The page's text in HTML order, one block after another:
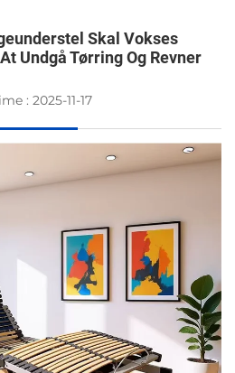
Skal Vokses
Undgå Tørring Og Revner
: 2025-11-17